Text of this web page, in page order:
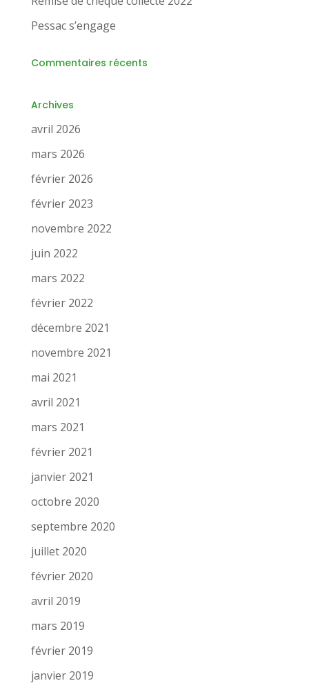
Pessac s’engage
Commentaires récents
Archives
avril 2026
mars 2026
février 2026
février 2023
novembre 2022
juin 2022
mars 2022
février 2022
décembre 2021
novembre 2021
mai 2021
avril 2021
mars 2021
février 2021
janvier 2021
octobre 2020
septembre 2020
juillet 2020
février 2020
avril 2019
mars 2019
février 2019
janvier 2019